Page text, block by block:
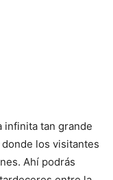
infinita tan grande
los visitantes
Ahí podrás